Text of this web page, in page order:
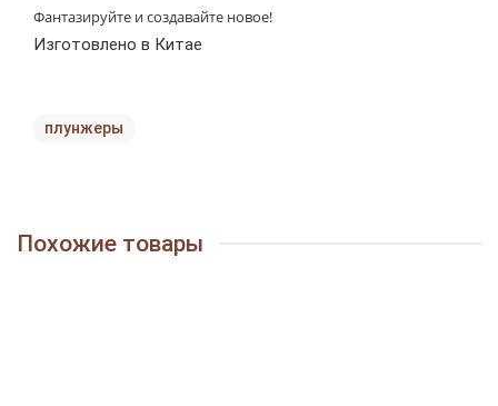
Фантазируйте и создавайте новое!
Изготовлено в Китае
плунжеры
Похожие товары